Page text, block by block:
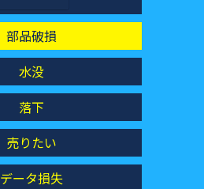
部品破損
水没
落下
売りたい
データ損失